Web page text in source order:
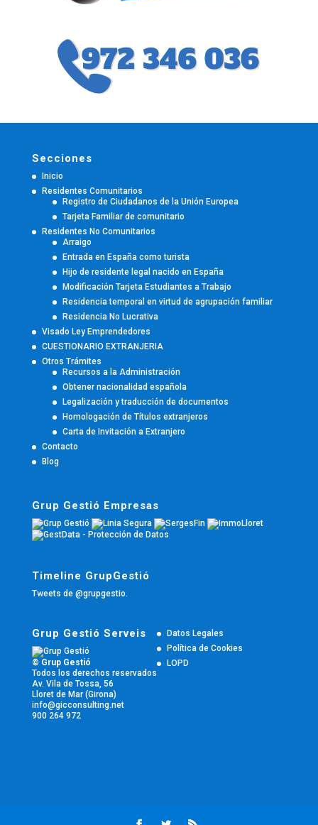
Secciones
Inicio
Residentes Comunitarios
Registro de Ciudadanos de la Unión Europea
Tarjeta Familiar de comunitario
Residentes No Comunitarios
Arraigo
Entrada en España como turista
Hijo de residente legal nacido en España
Modificación Tarjeta Estudiantes a Trabajo
Residencia temporal en virtud de agrupación familiar
Residencia No Lucrativa
Visado Ley Emprendedores
CUESTIONARIO EXTRANJERIA
Otros Trámites
Recursos a la Administración
Obtener nacionalidad española
Legalización y traducción de documentos
Homologación de Títulos extranjeros
Carta de Invitación a Extranjero
Contacto
Blog
Grup Gestió Empresas
Timeline GrupGestió
Tweets de @grupgestio.
Grup Gestió Serveis
© Grup Gestió
Todos los derechos reservados
Av. Vila de Tossa, 56
Lloret de Mar (Girona)
info@gicconsulting.net
900 264 972
Datos Legales
Política de Cookies
LOPD